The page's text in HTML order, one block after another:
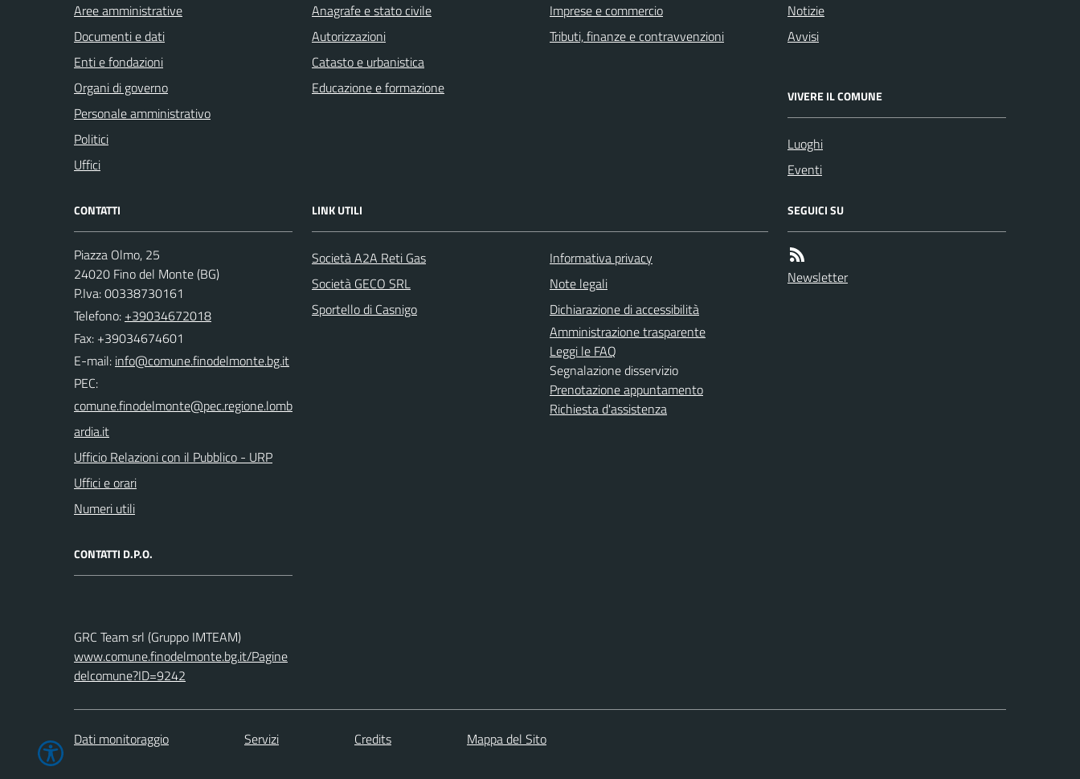
Aree amministrative
Documenti e dati
Enti e fondazioni
Organi di governo
Personale amministrativo
Politici
Uffici
Anagrafe e stato civile
Autorizzazioni
Catasto e urbanistica
Educazione e formazione
Imprese e commercio
Tributi, finanze e contravvenzioni
Notizie
Avvisi
VIVERE IL COMUNE
Luoghi
Eventi
CONTATTI
Piazza Olmo, 25
24020 Fino del Monte (BG)
P.Iva: 00338730161
Telefono: +39034672018
Fax: +39034674601
E-mail:
PEC:
Ufficio Relazioni con il Pubblico - URP
Uffici e orari
Numeri utili
CONTATTI D.P.O.
GRC Team srl (Gruppo IMTEAM)
www.comune.finodelmonte.bg.it/Pagine
delcomune?ID=9242
LINK UTILI
Società A2A Reti Gas
Società GECO SRL
Sportello di Casnigo
Informativa privacy
Note legali
Dichiarazione di accessibilità
Amministrazione trasparente
Leggi le FAQ
Segnalazione disservizio
Prenotazione appuntamento
Richiesta d'assistenza
SEGUICI SU
Newsletter
Dati monitoraggio Servizi Credits Mappa del Sito